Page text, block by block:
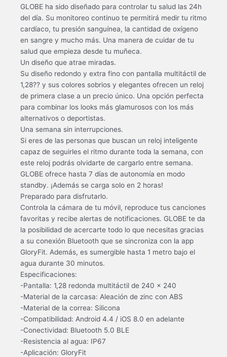
GLOBE ha sido diseñado para controlar tu salud las 24h
del día. Su monitoreo continuo te permitirá medir tu ritmo
cardíaco, tu presión sanguínea, la cantidad de oxígeno
en sangre y mucho más. Una manera de cuidar de tu
salud que empieza desde tu muñeca.
Un diseño que atrae miradas.
Su diseño redondo y extra fino con pantalla multitáctil de
1,28?? y sus colores sobrios y elegantes ofrecen un reloj
de primera clase a un precio único. Una opción perfecta
para combinar los looks más glamurosos con los más
alternativos o deportistas.
Una semana sin interrupciones.
Si eres de las personas que buscan un reloj inteligente
capaz de seguirles el ritmo durante toda la semana, con
este reloj podrás olvidarte de cargarlo entre semana.
GLOBE ofrece hasta 7 días de autonomía en modo
standby. ¡Además se carga solo en 2 horas!
Preparado para disfrutarlo.
Controla la cámara de tu móvil, reproduce tus canciones
favoritas y recibe alertas de notificaciones. GLOBE te da
la posibilidad de acercarte todo lo que necesitas gracias
a su conexión Bluetooth que se sincroniza con la app
GloryFit. Además, es sumergible hasta 1 metro bajo el
agua durante 30 minutos.
Especificaciones:
-Pantalla: 1,28 redonda multitáctil de 240 x 240
-Material de la carcasa: Aleación de zinc con ABS
-Material de la correa: Silicona
-Compatibilidad: Android 4.4 / iOS 8.0 en adelante
-Conectividad: Bluetooth 5.0 BLE
-Resistencia al agua: IP67
-Aplicación: GloryFit